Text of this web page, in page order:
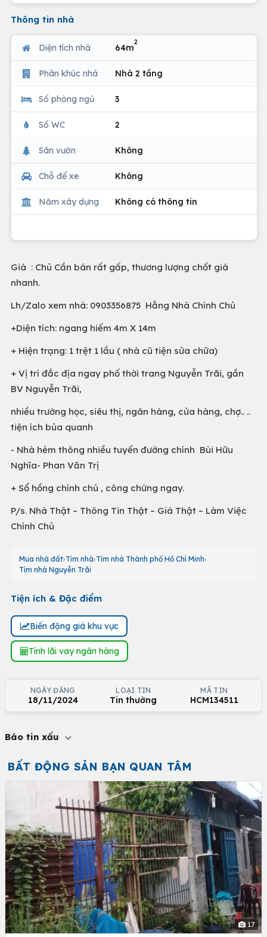
Thông tin nhà
Diện tích nhà 64m
2
Phân khúc nhà Nhà 2 tầng
Số phòng ngủ 3
Số WC 2
Sân vườn Không
Chỗ để xe Không
Năm xây dựng Không có thông tin
Giá : Chủ Cần bán rất gấp, thương lượng chốt giá
nhanh.
Lh/Zalo xem nhà: 0903356875 Hằng Nhà Chính Chủ
+Diện tích: ngang hiếm 4m X 14m
+ Hiện trạng: 1 trệt 1 lầu ( nhà cũ tiện sửa chữa)
+ Vị trí đắc địa ngay phố thời trang Nguyễn Trãi, gần
BV Nguyễn Trãi,
nhiều trường học, siêu thị, ngân hàng, cửa hàng, chợ.. ..
tiện ích bủa quanh
- Nhà hẻm thông nhiều tuyến đường chính Bùi Hữu
Nghĩa- Phan Văn Trị
+ Sổ hồng chính chủ , công chứng ngay.
P/s. Nhà Thật – Thông Tin Thật – Giá Thật – Làm Việc
Chính Chủ
Mua nhà đất Tìm nhà Tìm nhà Thành phố Hồ Chí Minh
Tìm nhà Nguyễn Trãi
Tiện ích & Đặc điểm
Biến động giá khu vực
Tính lãi vay ngân hàng
NGÀY ĐĂNG
18/11/2024
LOẠI TIN
Tin thường
MÃ TIN
HCM134511
Báo tin xấu
BẤT ĐỘNG SẢN BẠN QUAN TÂM
17